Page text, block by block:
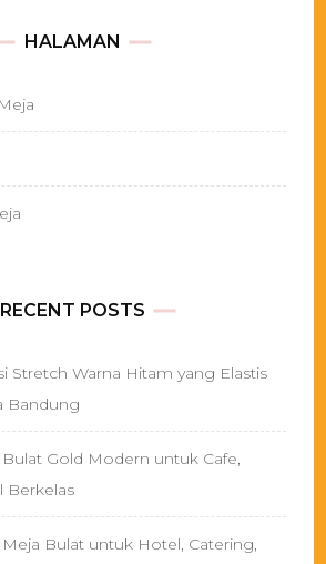
HALAMAN
RECENT POSTS
Stretch Warna Hitam yang Elastis
Bandung
Gold Modern untuk Cafe,
Berkelas
Bulat untuk Hotel, Catering,